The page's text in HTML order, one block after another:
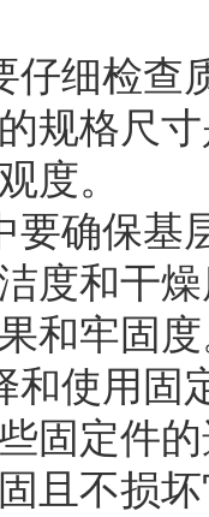
细检查质
规格尺
度。
确保基层
度和干
和牢固
使用固定
固定件
且不损